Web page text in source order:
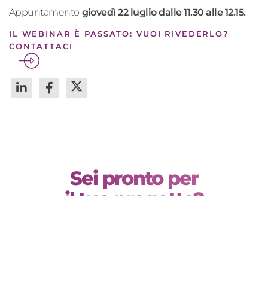
Appuntamento giovedì 22 luglio dalle 11.30 alle 12.15.
IL WEBINAR È PASSATO: VUOI RIVEDERLO?
CONTATTACI
Sei pronto per
il tuo progetto?